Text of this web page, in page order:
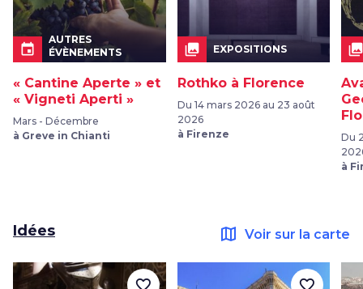
event
AUTRES
ÉVÈNEMENTS
« Cantine Aperte » et
« Vigneti Aperti »
Mars - Décembre
à Greve in Chianti
collections EXPOSITIONS
Rothko à Florence
Du 14 mars 2026 au 23 août
2026
à Firenze
Du
à
Idées map Voir sur la carte
favorite_border favorite_border